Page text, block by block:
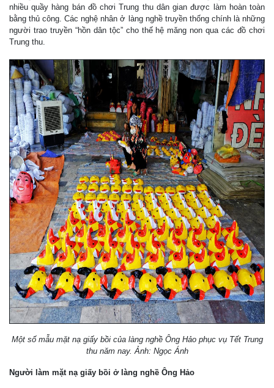
nhiều quầy hàng bán đồ chơi Trung thu dân gian được làm hoàn toàn
bằng thủ công. Các nghệ nhân ở làng nghề truyền thống chính là những
người trao truyền “hồn dân tộc” cho thế hệ măng non qua các đồ chơi
Trung thu.
Một số mẫu mặt nạ giấy bồi của làng nghề Ông Hảo phục vụ Tết Trung
thu năm nay. Ảnh: Ngọc Ánh
Người làm mặt nạ giấy bồi ở làng nghề Ông Hảo